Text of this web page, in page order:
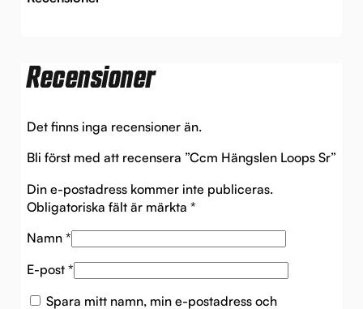
Recensioner
Det finns inga recensioner än.
Bli först med att recensera ”Ccm Hängslen Loops Sr”
Din e-postadress kommer inte publiceras.
Obligatoriska fält är märkta *
Namn *
E-post *
Spara mitt namn, min e-postadress och